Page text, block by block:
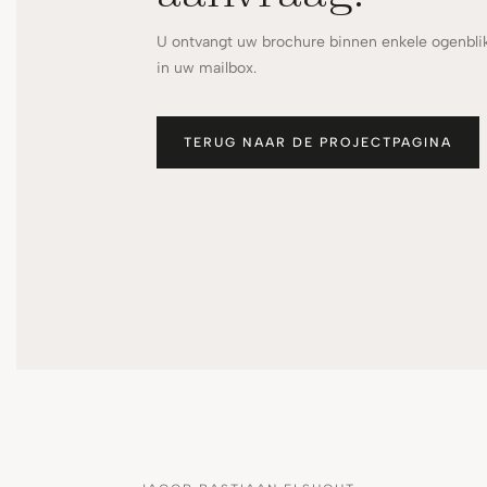
U ontvangt uw brochure binnen enkele
in uw mailbox.
TERUG NAAR DE PROJECTPAGINA